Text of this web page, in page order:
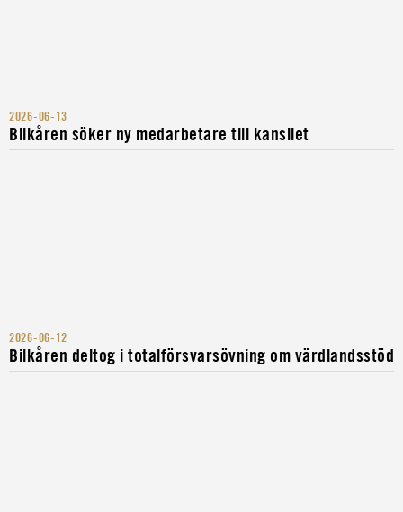
2026-06-13
Bilkåren söker ny medarbetare till kansliet
2026-06-12
Bilkåren deltog i totalförsvarsövning om värdlandsstöd